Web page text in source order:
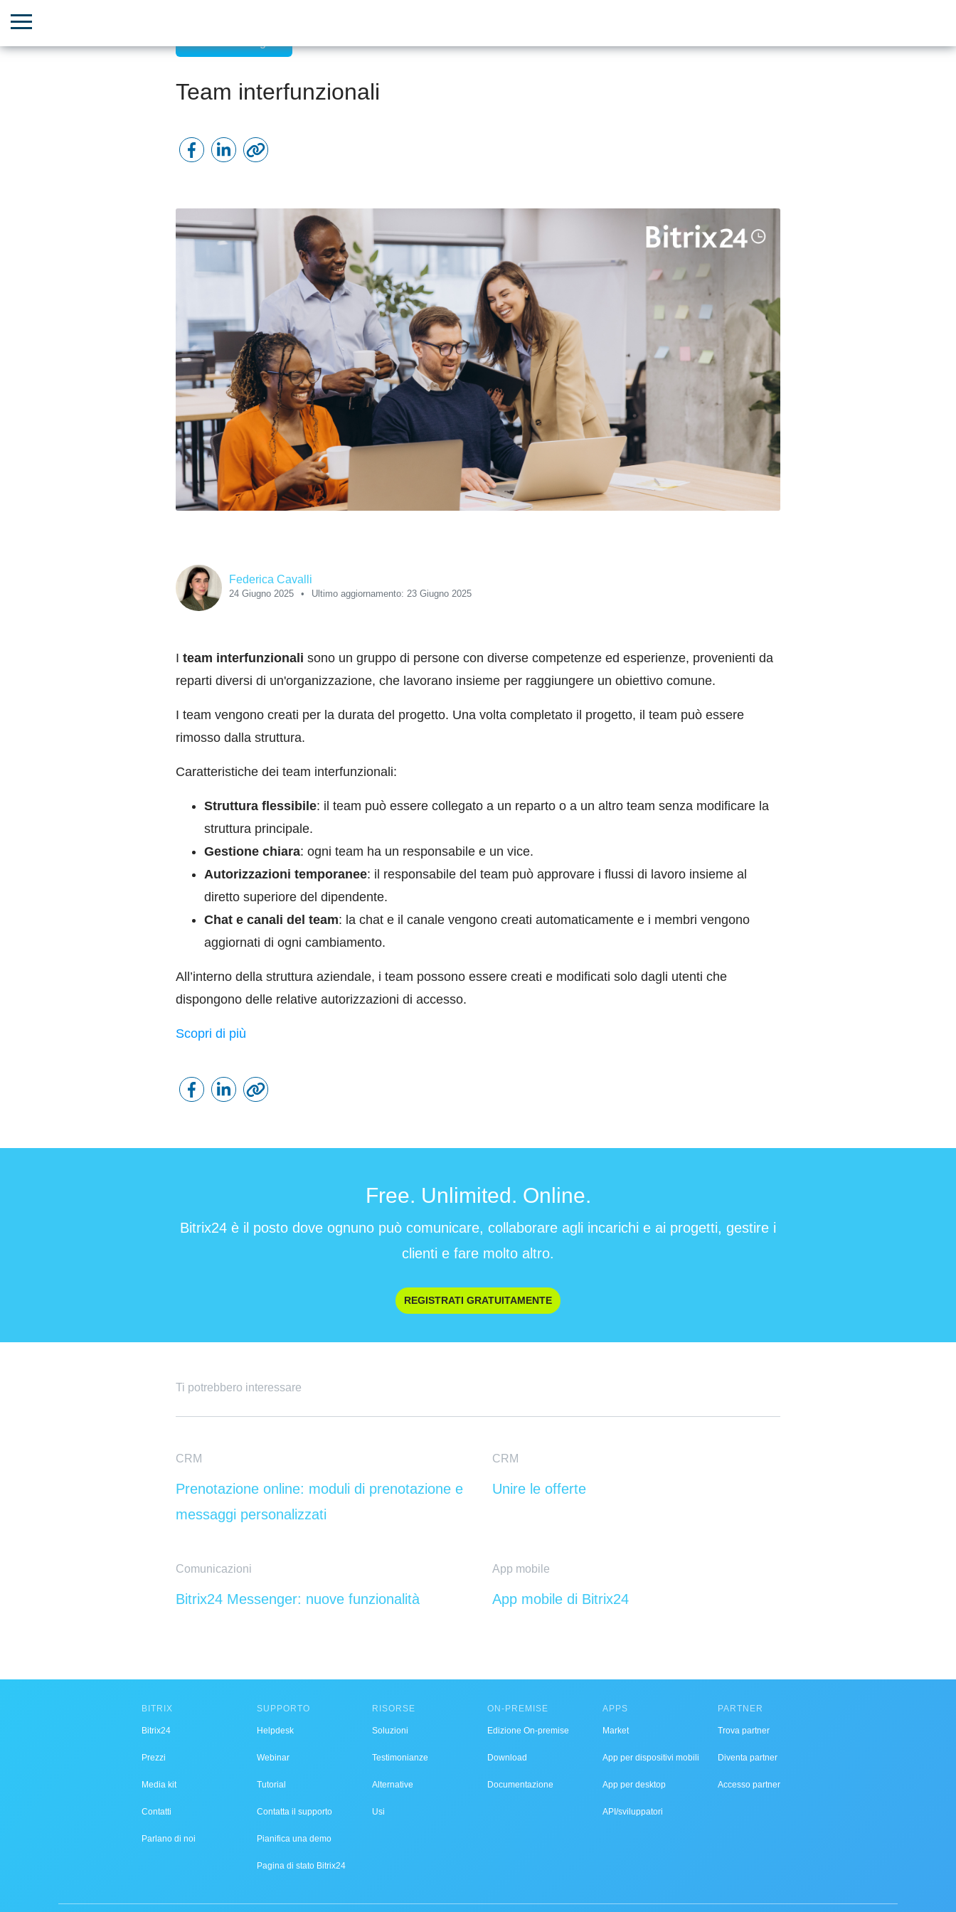
Team interfunzionali
Federica Cavalli
24 Giugno 2025 Ultimo aggiornamento: 23 Giugno 2025
I team interfunzionali sono un gruppo di persone con diverse competenze ed esperienze, provenienti da
reparti diversi di un'organizzazione, che lavorano insieme per raggiungere un obiettivo comune.
I team vengono creati per la durata del progetto. Una volta completato il progetto, il team può essere
rimosso dalla struttura.
Caratteristiche dei team interfunzionali:
Struttura flessibile: il team può essere collegato a un reparto o a un altro team senza modificare la
struttura principale.
Gestione chiara: ogni team ha un responsabile e un vice.
Autorizzazioni temporanee: il responsabile del team può approvare i flussi di lavoro insieme al
diretto superiore del dipendente.
Chat e canali del team: la chat e il canale vengono creati automaticamente e i membri vengono
aggiornati di ogni cambiamento.
All’interno della struttura aziendale, i team possono essere creati e modificati solo dagli utenti che
dispongono delle relative autorizzazioni di accesso.
Scopri di più
Free. Unlimited. Online.
Bitrix24 è il posto dove ognuno può comunicare, collaborare agli incarichi e ai progetti, gestire i
clienti e fare molto altro.
REGISTRATI GRATUITAMENTE
Ti potrebbero interessare
CRM
Prenotazione online: moduli di prenotazione e
messaggi personalizzati
CRM
Unire le offerte
Comunicazioni
Bitrix24 Messenger: nuove funzionalità
App mobile
App mobile di Bitrix24
BITRIX
Bitrix24
Prezzi
Media kit
Contatti
Parlano di noi
SUPPORTO
Helpdesk
Webinar
Tutorial
Contatta il supporto
Pianifica una demo
Pagina di stato Bitrix24
RISORSE
Soluzioni
Testimonianze
Alternative
Usi
ON-PREMISE
Edizione On-premise
Download
Documentazione
APPS
Market
App per dispositivi mobili
App per desktop
API/sviluppatori
PARTNER
Trova partner
Diventa partner
Accesso partner